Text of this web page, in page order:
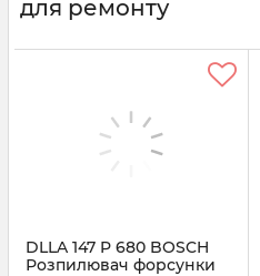
для ремонту
DLLA 147 P 680 BOSCH
Розпилювач форсунки